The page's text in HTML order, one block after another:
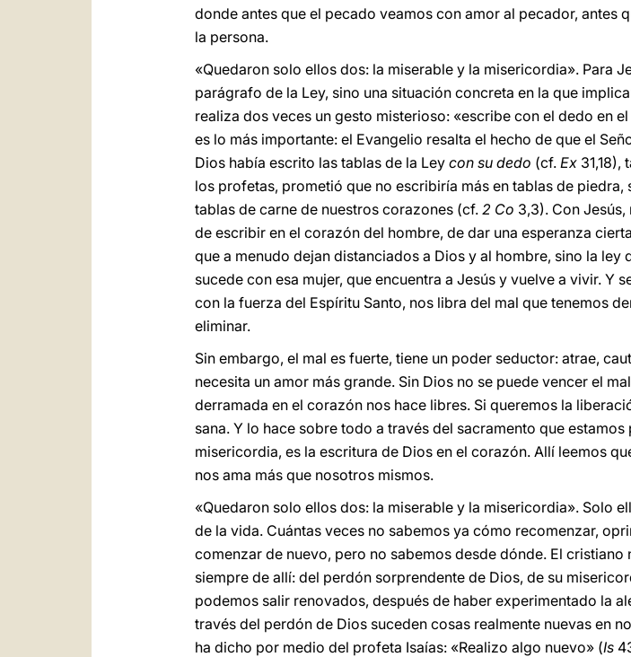
donde antes que el pecado veamos con amor al pecador, antes
la persona.
«Quedaron solo ellos dos: la miserable y la misericordia». Para
parágrafo de la Ley, sino una situación concreta en la que
realiza dos veces un gesto misterioso: «escribe con el dedo en el
es lo más importante: el Evangelio resalta el hecho de que el
Dios había escrito las tablas de la Ley con su dedo (cf. Ex
los profetas, prometió que no escribiría más en tablas de
tablas de carne de nuestros corazones (cf. 2 Co 3,3). Con
de escribir en el corazón del hombre, de dar una esperanza
que a menudo dejan distanciados a Dios y al hombre, sino la
sucede con esa mujer, que encuentra a Jesús y vuelve a vivir. Y
con la fuerza del Espíritu Santo, nos libra del mal que tenemos
eliminar.
Sin embargo, el mal es fuerte, tiene un poder seductor: atrae,
necesita un amor más grande. Sin Dios no se puede vencer el
derramada en el corazón nos hace libres. Si queremos la
sana. Y lo hace sobre todo a través del sacramento que
misericordia, es la escritura de Dios en el corazón. Allí leemos
nos ama más que nosotros mismos.
«Quedaron solo ellos dos: la miserable y la misericordia». Solo
de la vida. Cuántas veces no sabemos ya cómo recomenzar,
comenzar de nuevo, pero no sabemos desde dónde. El
siempre de allí: del perdón sorprendente de Dios, de su
podemos salir renovados, después de haber experimentado la
través del perdón de Dios suceden cosas realmente nuevas en
ha dicho por medio del profeta Isaías: «Realizo algo nuevo» (Is